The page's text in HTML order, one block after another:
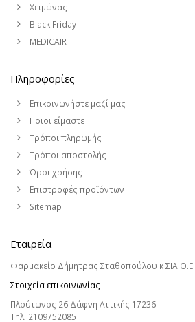
Χειμώνας
Black Friday
MEDICAIR
Πληροφορίες
Επικοινωνήστε μαζί μας
Ποιοι είμαστε
Τρόποι πληρωμής
Τρόποι αποστολής
Όροι χρήσης
Επιστροφές προϊόντων
Sitemap
Εταιρεία
Φαρμακείο Δήμητρας Σταθοπούλου κ ΣΙΑ Ο.Ε.
Στοιχεία επικοινωνίας
Πλούτωνος 26 Δάφνη Αττικής 17236
Τηλ: 2109752085